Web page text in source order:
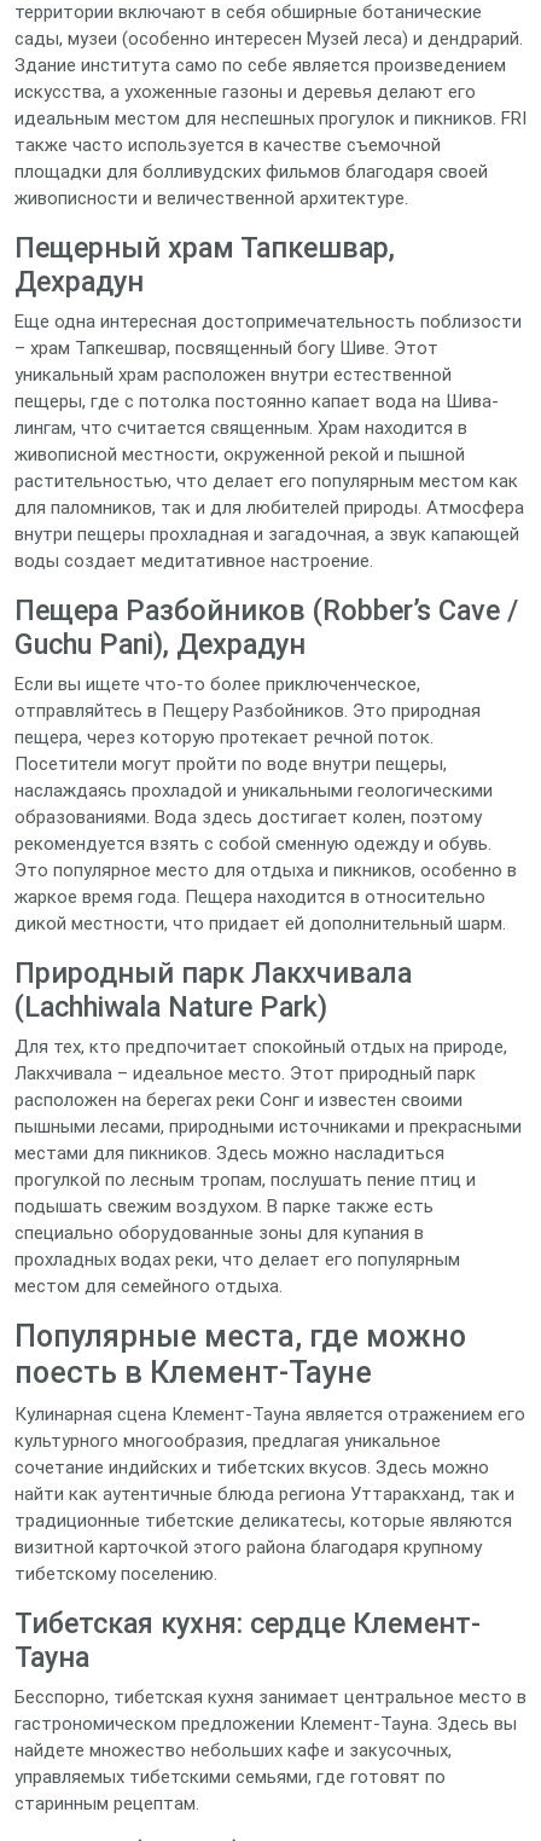
территории включают в себя обширные ботанические
сады, музеи (особенно интересен Музей леса) и дендрарий.
Здание института само по себе является произведением
искусства, а ухоженные газоны и деревья делают его
идеальным местом для неспешных прогулок и пикников. FRI
также часто используется в качестве съемочной
площадки для болливудских фильмов благодаря своей
живописности и величественной архитектуре.
Пещерный храм Тапкешвар,
Дехрадун
Еще одна интересная достопримечательность поблизости
– храм Тапкешвар, посвященный богу Шиве. Этот
уникальный храм расположен внутри естественной
пещеры, где с потолка постоянно капает вода на Шива-
лингам, что считается священным. Храм находится в
живописной местности, окруженной рекой и пышной
растительностью, что делает его популярным местом как
для паломников, так и для любителей природы. Атмосфера
внутри пещеры прохладная и загадочная, а звук капающей
воды создает медитативное настроение.
Пещера Разбойников (Robber’s Cave /
Guchu Pani), Дехрадун
Если вы ищете что-то более приключенческое,
отправляйтесь в Пещеру Разбойников. Это природная
пещера, через которую протекает речной поток.
Посетители могут пройти по воде внутри пещеры,
наслаждаясь прохладой и уникальными геологическими
образованиями. Вода здесь достигает колен, поэтому
рекомендуется взять с собой сменную одежду и обувь.
Это популярное место для отдыха и пикников, особенно в
жаркое время года. Пещера находится в относительно
дикой местности, что придает ей дополнительный шарм.
Природный парк Лакхчивала
(Lachhiwala Nature Park)
Для тех, кто предпочитает спокойный отдых на природе,
Лакхчивала – идеальное место. Этот природный парк
расположен на берегах реки Сонг и известен своими
пышными лесами, природными источниками и прекрасными
местами для пикников. Здесь можно насладиться
прогулкой по лесным тропам, послушать пение птиц и
подышать свежим воздухом. В парке также есть
специально оборудованные зоны для купания в
прохладных водах реки, что делает его популярным
местом для семейного отдыха.
Популярные места, где можно
поесть в Клемент-Тауне
Кулинарная сцена Клемент-Тауна является отражением его
культурного многообразия, предлагая уникальное
сочетание индийских и тибетских вкусов. Здесь можно
найти как аутентичные блюда региона Уттаракханд, так и
традиционные тибетские деликатесы, которые являются
визитной карточкой этого района благодаря крупному
тибетскому поселению.
Тибетская кухня: сердце Клемент-
Тауна
Бесспорно, тибетская кухня занимает центральное место в
гастрономическом предложении Клемент-Тауна. Здесь вы
найдете множество небольших кафе и закусочных,
управляемых тибетскими семьями, где готовят по
старинным рецептам.